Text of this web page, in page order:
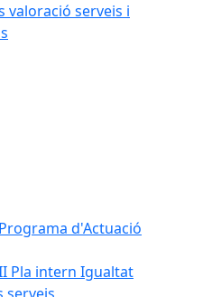
valoració serveis i
d'Actuació
Pla intern Igualtat